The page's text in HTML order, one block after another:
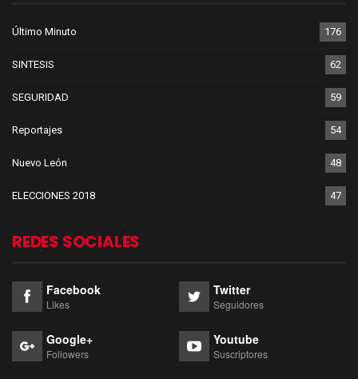
Último Minuto 176
SINTESIS 62
SEGURIDAD 59
Reportajes 54
Nuevo León 48
ELECCIONES 2018 47
REDES SOCIALES
Facebook
Likes
Twitter
Seguidores
Google+
Followers
Youtube
Suscriptores